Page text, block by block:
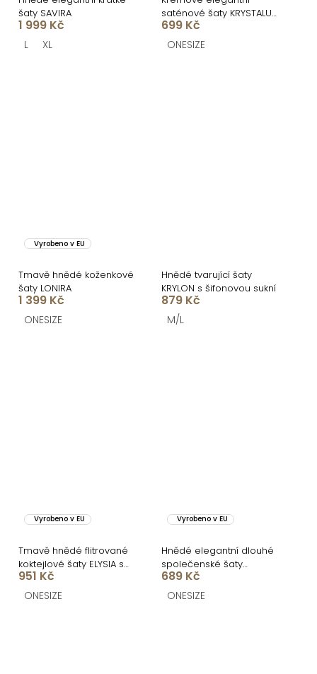
šaty SAVIRA
1 999 Kč
L XL
saténové šaty KRYSTALU
s krajkou
699 Kč
ONESIZE
Vyrobeno v EU
Tmavě hnědé koženkové
šaty LONIRA
1 399 Kč
ONESIZE
Hnědé tvarující šaty
KRYLON s šifonovou sukní
879 Kč
M/L
Vyrobeno v EU
Tmavě hnědé flitrované
koktejlové šaty ELYSIA s
kraťásky
951 Kč
ONESIZE
Vyrobeno v EU
Hnědé elegantní dlouhé
společenské šaty
FUREVO
689 Kč
ONESIZE